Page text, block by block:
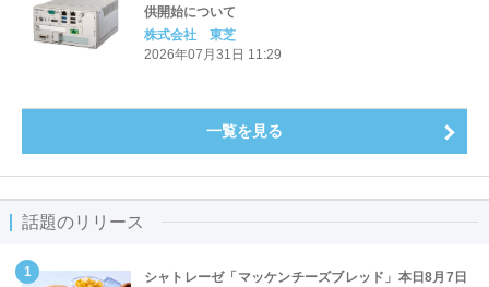
供開始について
株式会社 東芝
2026年07月31日 11:29
一覧を見る
話題のリリース
シャトレーゼ「マッケンチーズブレッド」本日8月7日